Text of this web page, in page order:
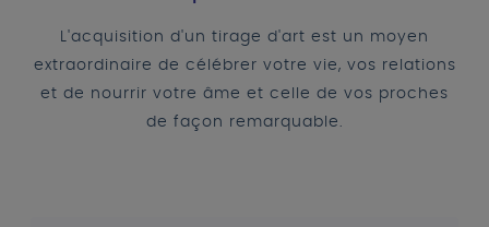
L'acquisition d'un tirage d'art est un moyen
extraordinaire de célébrer votre vie, vos relations
et de nourrir votre âme et celle de vos proches
de façon remarquable.